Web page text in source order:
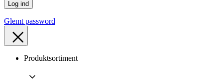
Glemt password
Produktsortiment